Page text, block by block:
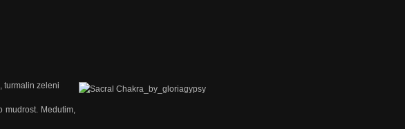
turmalin zeleni
mudrost. Medutim,